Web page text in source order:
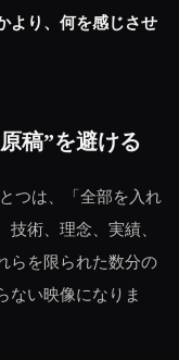
より、何を感じさせ
稿”を避ける
つは、「全部を入れ
術、理念、実績、
を限られた数分の
ない映像になりま